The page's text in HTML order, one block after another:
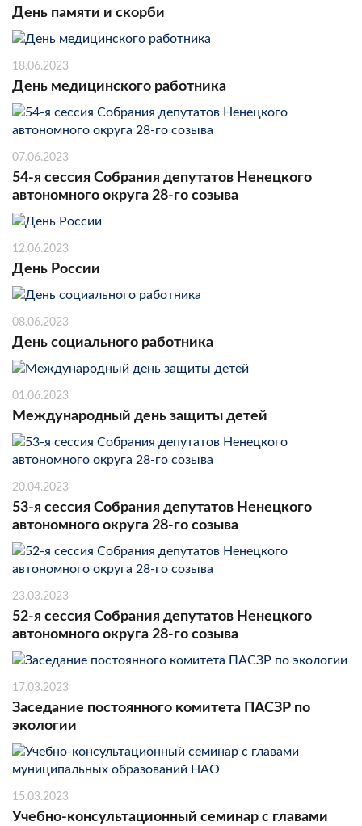
День памяти и скорби
18.06.2023
День медицинского работника
07.06.2023
54-я сессия Собрания депутатов Ненецкого
автономного округа 28-го созыва
12.06.2023
День России
08.06.2023
День социального работника
01.06.2023
Международный день защиты детей
20.04.2023
53-я сессия Собрания депутатов Ненецкого
автономного округа 28-го созыва
23.03.2023
52-я сессия Собрания депутатов Ненецкого
автономного округа 28-го созыва
17.03.2023
Заседание постоянного комитета ПАСЗР по
экологии
15.03.2023
Учебно-консультационный семинар с главами